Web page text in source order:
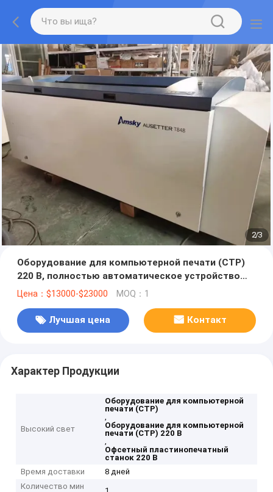
2/3
Оборудование для компьютерной печати (CTP)
220 В, полностью автоматическое устройство
для изготовления офсетных пластин
Цена：$13000-$23000 MOQ：1
Лучшая цена Контакт
Характер Продукции
Высокий свет
Оборудование для компьютерной
печати (CTP)
,
Оборудование для компьютерной
печати (CTP) 220 В
,
Офсетный пластинопечатный
станок 220 В
Время доставки
8 дней
Количество мин